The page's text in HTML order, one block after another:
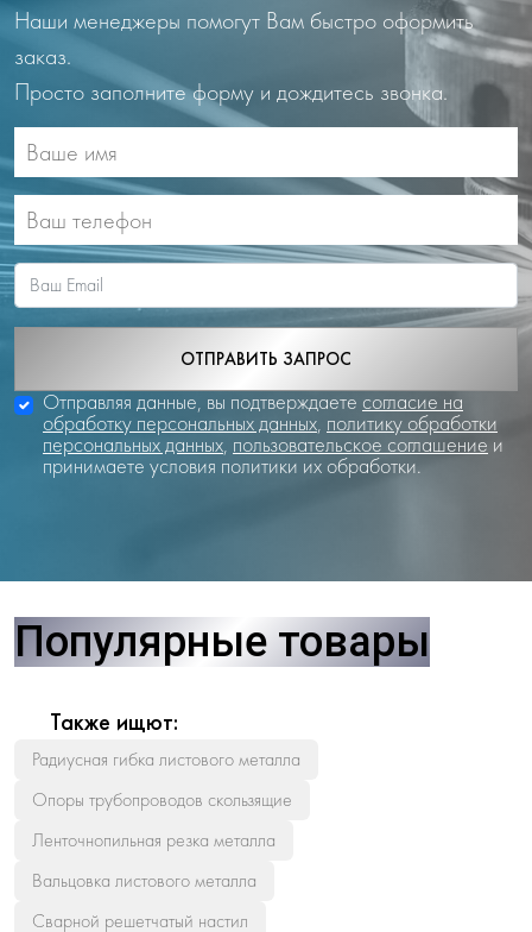
Наши менеджеры помогут Вам быстро оформить
заказ.
Просто заполните форму и дождитесь звонка.
ОТПРАВИТЬ ЗАПРОС
Отправляя данные, вы подтверждаете согласие на
обработку персональных данных, политику обработки
персональных данных, пользовательское соглашение и
принимаете условия политики их обработки.
Популярные товары
Также ищют:
Радиусная гибка листового металла
Опоры трубопроводов скользящие
Ленточнопильная резка металла
Вальцовка листового металла
Сварной решетчатый настил